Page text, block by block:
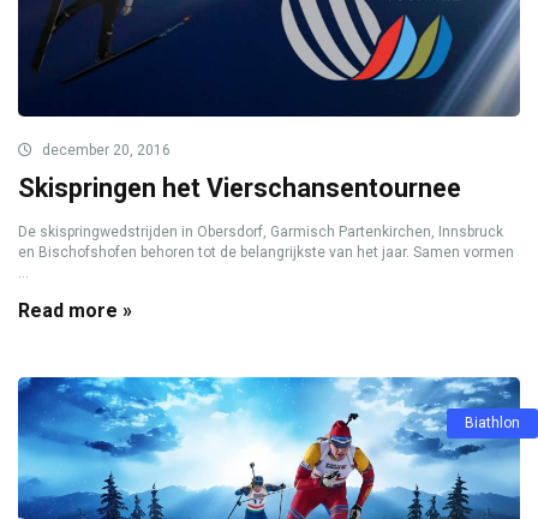
december 20, 2016
Skispringen het Vierschansentournee
De skispringwedstrijden in Obersdorf, Garmisch Partenkirchen, Innsbruck
en Bischofshofen behoren tot de belangrijkste van het jaar. Samen vormen
...
Read more »
Biathlon